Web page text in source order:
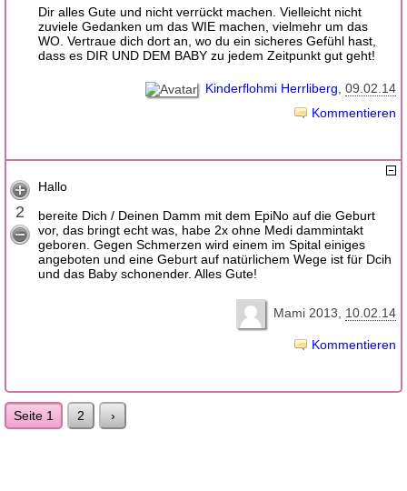
Dir alles Gute und nicht verrückt machen. Vielleicht nicht
zuviele Gedanken um das WIE machen, vielmehr um das
WO. Vertraue dich dort an, wo du ein sicheres Gefühl hast,
dass es DIR UND DEM BABY zu jedem Zeitpunkt gut geht!
Kinderflohmi Herrliberg 09.02.14
Kommentieren
2
Hallo
bereite Dich / Deinen Damm mit dem EpiNo auf die Geburt
vor, das bringt echt was, habe 2x ohne Medi dammintakt
geboren. Gegen Schmerzen wird einem im Spital einiges
angeboten und eine Geburt auf natürlichem Wege ist für Dcih
und das Baby schonender. Alles Gute!
Mami 2013 10.02.14
Kommentieren
Seite 1 2 ›